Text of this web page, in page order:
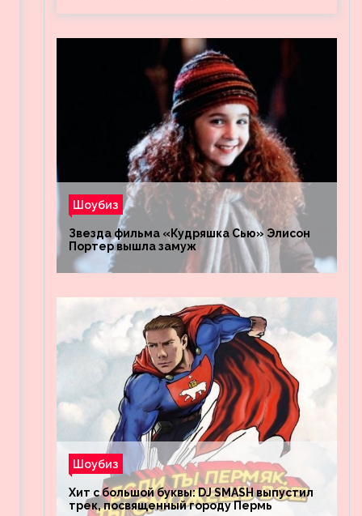
Шоубиз
Звезда фильма «Кудряшка Сью» Элисон
Портер вышла замуж
Шоубиз
Хит с большой буквы: DJ SMASH выпустил
трек, посвященный городу Пермь